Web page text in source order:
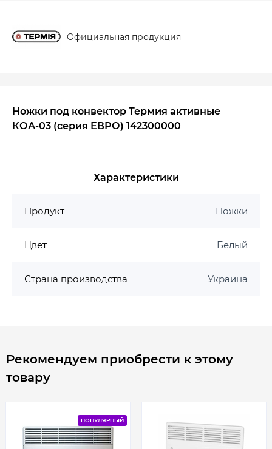
Официальная продукция
Ножки под конвектор Термия активные
КОА-03 (серия ЕВРО) 142300000
Характеристики
Продукт Ножки
Цвет Белый
Страна производства Украина
Рекомендуем приобрести к этому
товару
ПОПУЛЯРНЫЙ